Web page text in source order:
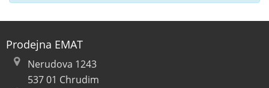
Prodejna EMAT
Nerudova 1243
537 01 Chrudim